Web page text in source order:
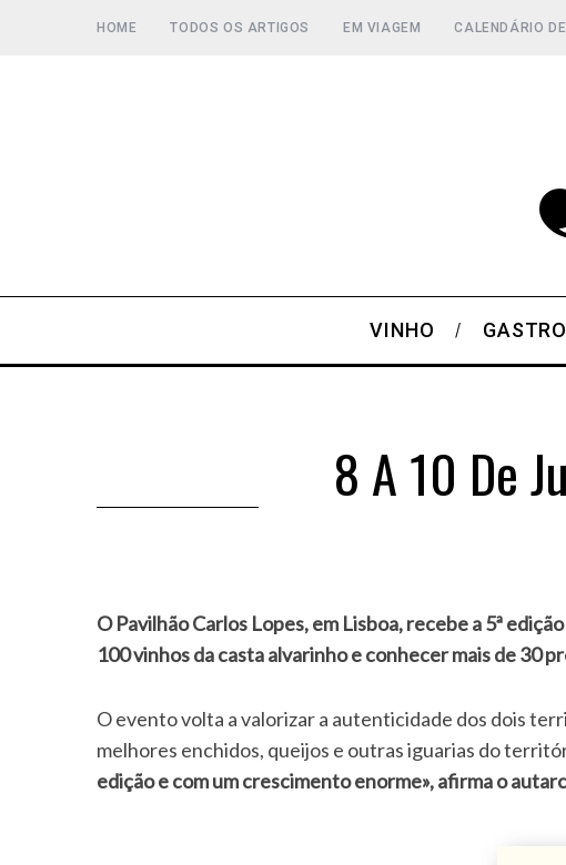
HOME TODOS OS ARTIGOS EM VIAGEM CALENDÁRIO
VINHO
8 A 10 De
O Pavilhão Carlos Lopes, em Lisboa, recebe a 5ª edição do Alvarinho Wine Fest, a 8, 9 e 10 de junho. Durante três dias vai ser possível apreciar mais de
100 vinhos da casta alvarinho e conhecer mais de 30
O evento volta a valorizar a autenticidade dos dois
melhores enchidos, queijos e outras iguarias do
edição e com um crescimento enorme», afirma o